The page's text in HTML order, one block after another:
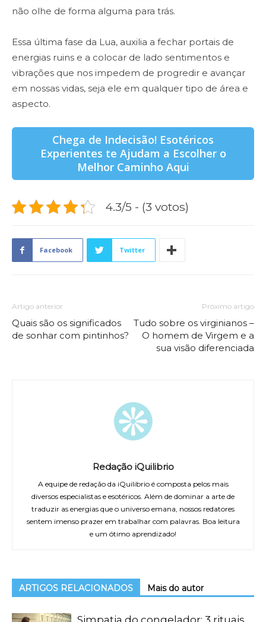
não olhe de forma alguma para trás.
Essa última fase da Lua, auxilia a fechar portais de
energias ruins e a colocar de lado sentimentos e
vibrações que nos impedem de progredir e avançar
em nossas vidas, seja ele em qualquer tipo de área e
aspecto.
Chega de Indecisão! Esotéricos
Experientes te Ajudam a Escolher o
Melhor Caminho Aqui
4.3/5 - (3 votos)
Facebook Twitter
Artigo anterior
Quais são os significados
de sonhar com pintinhos?
Próximo artigo
Tudo sobre os virginianos –
O homem de Virgem e a
sua visão diferenciada
Redação iQuilibrio
A equipe de redação da iQuilibrio é composta pelos mais
diversos especialistas e esotéricos. Além de dominar a arte de
traduzir as energias que o universo emana, nossos redatores
sentem imenso prazer em trabalhar com palavras. Boa leitura
e um ótimo aprendizado!
ARTIGOS RELACIONADOS Mais do autor